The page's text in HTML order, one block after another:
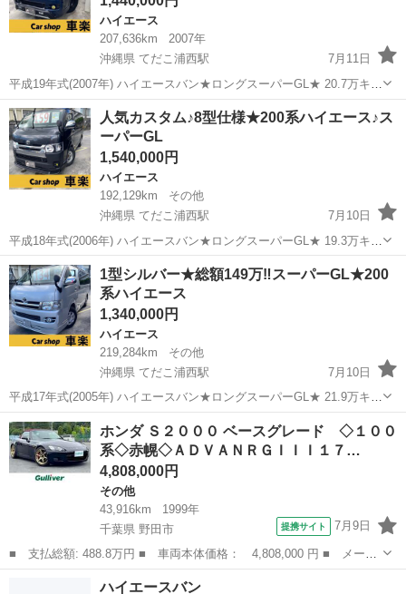
ハイエース
207,636km
2007年
沖縄県 てだこ浦西駅
7月11日
平成19年式(2007年) ハイエースバン★ロングスーパーGL★ 20.7万キ
ロ 修復歴なし★ 2.5L 5ドア 大人気、オフロードフェイス🌺 車両価
格 144万円 総額 159万円 ...
沖縄 沖縄市 てだこ浦西駅 ハイエース オフロード
人気カスタム♪8型仕様★200系ハイエース♪ス
ーパーGL
1,540,000円
ハイエース
192,129km
その他
沖縄県 てだこ浦西駅
7月10日
平成18年式(2006年) ハイエースバン★ロングスーパーGL★ 19.3万キ
ロ 修復歴なし★ 2.5L 5ドア 人気カスタムの8型フェイス仕様♪ 車
両価格 154万円 総額 165万円...
沖縄 沖縄市 てだこ浦西駅 ハイエース
1型シルバー★総額149万‼スーパーGL★200
系ハイエース
1,340,000円
ハイエース
219,284km
その他
沖縄県 てだこ浦西駅
7月10日
平成17年式(2005年) ハイエースバン★ロングスーパーGL★ 21.9万キ
ロ 修復歴なし★ 2.5L 5ドア 希少人気の1型ディーゼル♪ 車両価格
134万円 総額 149万円 ...
沖縄 沖縄市 てだこ浦西駅 ハイエース 200系
ホンダ Ｓ２０００ ベースグレード ◇１００
系◇赤幌◇ＡＤＶＡＮＲＧＩＩＩ１７…
4,808,000円
その他
43,916km
1999年
千葉県 野田市
提携サイト 7月9日
■ 支払総額: 488.8万円 ■ 車両本体価格： 4,808,000 円 ■ メーカ
ー名： ホンダ ■ 車種名： Ｓ２０００ ■ グレード名： ベース
グレード ◇１００系◇赤幌◇ＡＤＶＡＮＲＧＩＩＩ１７インチＡＷ
その他
ハイエースバン